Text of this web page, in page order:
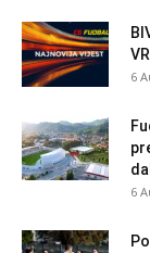
6
6